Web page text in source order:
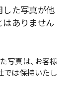
た写真が他
ありません
写真は、お客様
では保持いたし